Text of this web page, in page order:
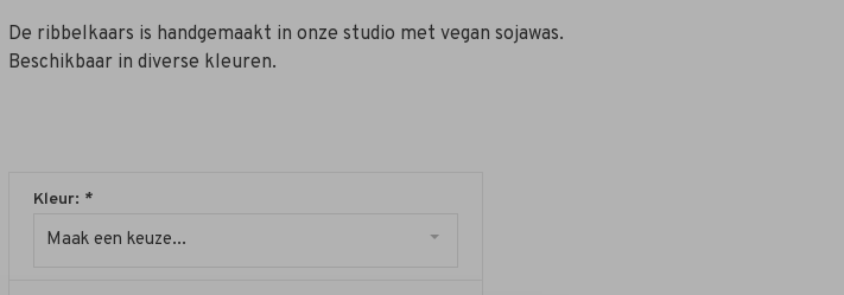
De ribbelkaars is handgemaakt in onze studio met vegan sojawas.
Beschikbaar in diverse kleuren.
Kleur: *
Maak een keuze...